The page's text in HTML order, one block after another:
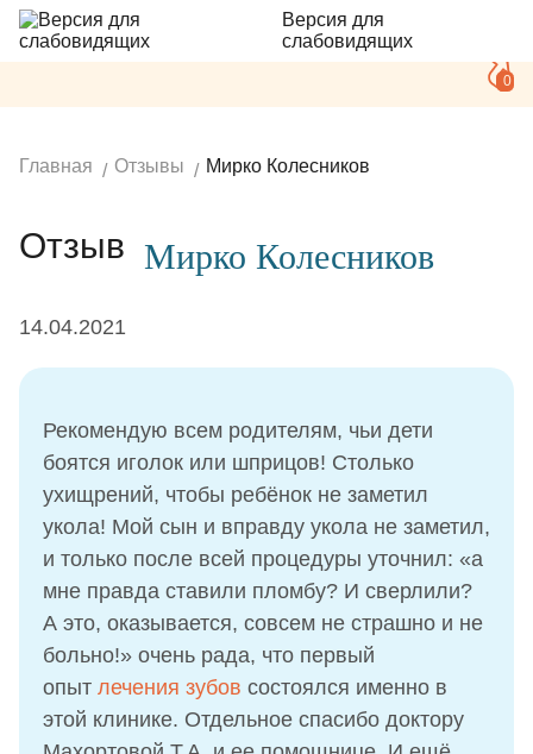
Версия для
слабовидящих
0
Главная Отзывы Мирко Колесников
Отзыв Мирко Колесников
14.04.2021
Рекомендую всем родителям, чьи дети
боятся иголок или шприцов! Столько
ухищрений, чтобы ребёнок не заметил
укола! Мой сын и вправду укола не заметил,
и только после всей процедуры уточнил: «а
мне правда ставили пломбу? И сверлили?
А это, оказывается, совсем не страшно и не
больно!» очень рада, что первый
опыт лечения зубов состоялся именно в
этой клинике. Отдельное спасибо доктору